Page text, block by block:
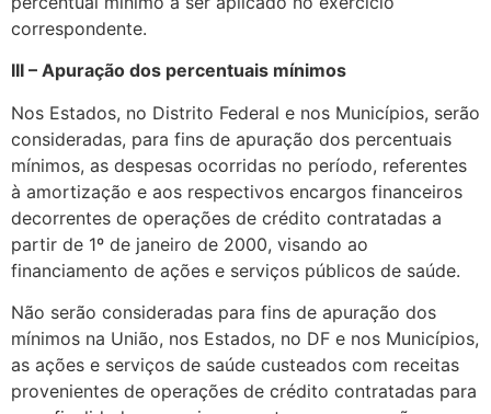
correspondente.
III – Apuração dos percentuais mínimos
Nos Estados, no Distrito Federal e nos Municípios, serão
consideradas, para fins de apuração dos percentuais
mínimos, as despesas ocorridas no período, referentes
à amortização e aos respectivos encargos financeiros
decorrentes de operações de crédito contratadas a
partir de 1º de janeiro de 2000, visando ao
financiamento de ações e serviços públicos de saúde.
Não serão consideradas para fins de apuração dos
mínimos na União, nos Estados, no DF e nos Municípios,
as ações e serviços de saúde custeados com receitas
provenientes de operações de crédito contratadas para